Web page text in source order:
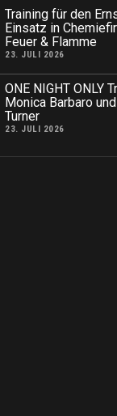
Training für den
Einsatz in
Feuer & Flamme
23. JULI 2026
ONE NIGHT ONLY
Monica Barbaro
Turner
23. JULI 2026